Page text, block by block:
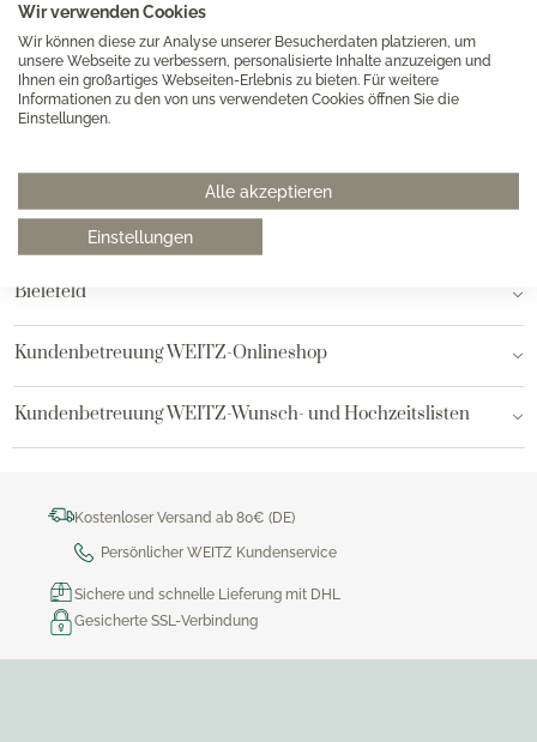
Wir verwenden Cookies
Wir können diese zur Analyse unserer Besucherdaten platzieren, um
unsere Webseite zu verbessern, personalisierte Inhalte anzuzeigen und
Ihnen ein großartiges Webseiten-Erlebnis zu bieten. Für weitere
Informationen zu den von uns verwendeten Cookies öffnen Sie die
Einstellungen.
Alle akzeptieren
Einstellungen
Unsere Häuser
Hannover
Hamburg am Neuen Wall
Hamburg AEZ
Bielefeld
Kundenbetreuung WEITZ-Onlineshop
Kundenbetreuung WEITZ-Wunsch- und Hochzeitslisten
Kostenloser Versand ab 80€ (DE)
Persönlicher WEITZ Kundenservice
Sichere und schnelle Lieferung mit DHL
Gesicherte SSL-Verbindung